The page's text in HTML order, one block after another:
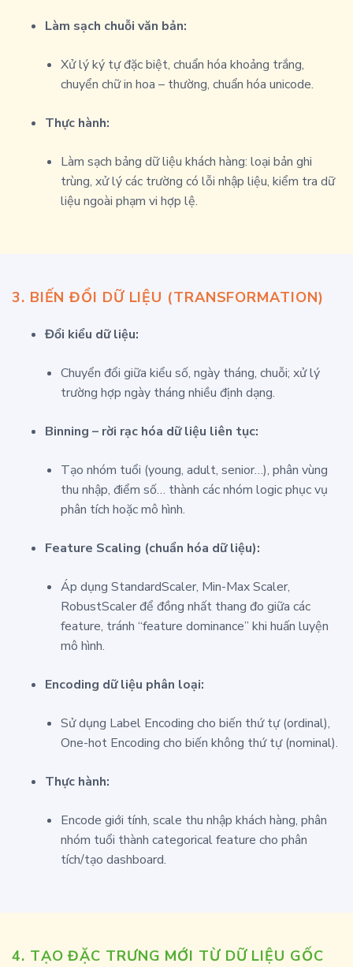
Làm sạch chuỗi văn bản:
Xử lý ký tự đặc biệt, chuẩn hóa khoảng trắng,
chuyển chữ in hoa – thường, chuẩn hóa unicode.
Thực hành:
Làm sạch bảng dữ liệu khách hàng: loại bản ghi
trùng, xử lý các trường có lỗi nhập liệu, kiểm tra dữ
liệu ngoài phạm vi hợp lệ.
3. BIẾN ĐỔI DỮ LIỆU (TRANSFORMATION)
Đổi kiểu dữ liệu:
Chuyển đổi giữa kiểu số, ngày tháng, chuỗi; xử lý
trường hợp ngày tháng nhiều định dạng.
Binning – rời rạc hóa dữ liệu liên tục:
Tạo nhóm tuổi (young, adult, senior…), phân vùng
thu nhập, điểm số… thành các nhóm logic phục vụ
phân tích hoặc mô hình.
Feature Scaling (chuẩn hóa dữ liệu):
Áp dụng StandardScaler, Min-Max Scaler,
RobustScaler để đồng nhất thang đo giữa các
feature, tránh “feature dominance” khi huấn luyện
mô hình.
Encoding dữ liệu phân loại:
Sử dụng Label Encoding cho biến thứ tự (ordinal),
One-hot Encoding cho biến không thứ tự (nominal).
Thực hành:
Encode giới tính, scale thu nhập khách hàng, phân
nhóm tuổi thành categorical feature cho phân
tích/tạo dashboard.
4. TẠO ĐẶC TRƯNG MỚI TỪ DỮ LIỆU GỐC